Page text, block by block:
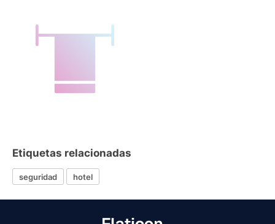
Etiquetas relacionadas
seguridad hotel